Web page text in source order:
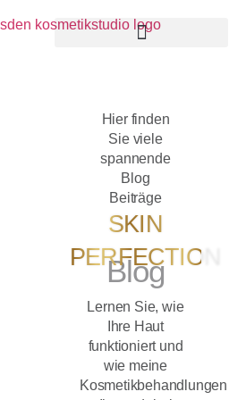
Hier finden
Sie viele
spannende
Blog
Beiträge
SKIN
PERFECTION
Blog
Lernen Sie, wie
Ihre Haut
funktioniert und
wie meine
Kosmetikbehandlungen